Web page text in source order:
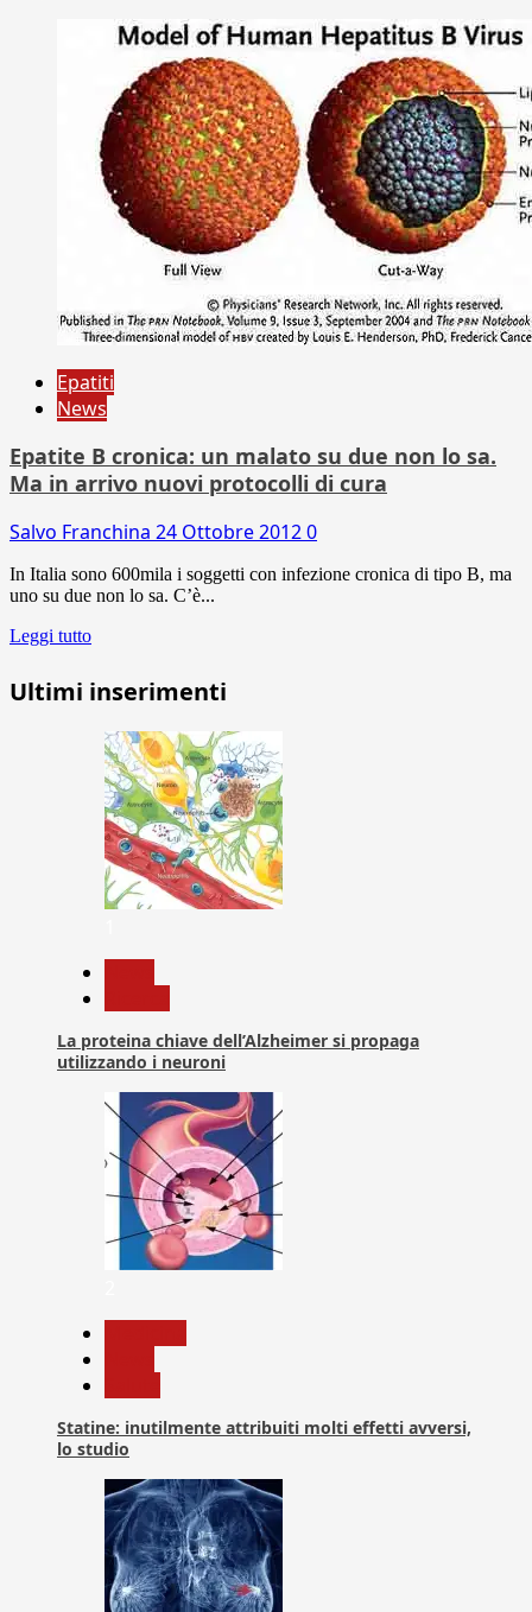
Epatiti
News
Epatite B cronica: un malato su due non lo sa.
Ma in arrivo nuovi protocolli di cura
Salvo Franchina 24 Ottobre 20120
In Italia sono 600mila i soggetti con infezione cronica di tipo B, ma
uno su due non lo sa. C’è...
Leggi tutto
Ultimi inserimenti
La proteina chiave dell’Alzheimer si propaga
utilizzando i neuroni
Statine: inutilmente attribuiti molti effetti avversi,
lo studio